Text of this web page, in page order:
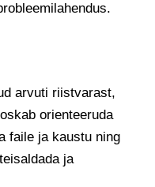
arvuti riistvarast,
orienteeruda
faile ja kaustu ning
ja